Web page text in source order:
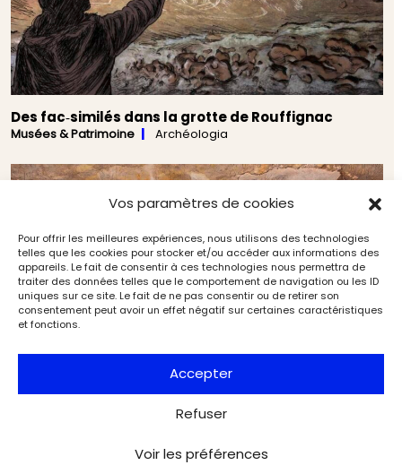
Vos paramètres de cookies
Pour offrir les meilleures expériences, nous utilisons des technologies
telles que les cookies pour stocker et/ou accéder aux informations des
appareils. Le fait de consentir à ces technologies nous permettra de
traiter des données telles que le comportement de navigation ou les ID
uniques sur ce site. Le fait de ne pas consentir ou de retirer son
consentement peut avoir un effet négatif sur certaines caractéristiques
et fonctions.
Accepter
Refuser
Voir les préférences
Des fac‑similés dans la grotte de Rouffignac
Musées & Patrimoine Archéologia
longtemps méconnue